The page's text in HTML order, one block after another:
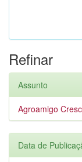
Refinar
Assunto
Agroamigo
Data de